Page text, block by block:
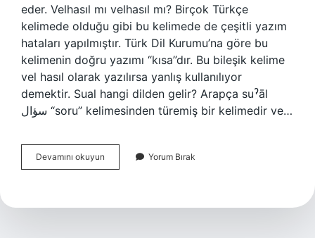
eder. Velhasıl mı velhasıl mı? Birçok Türkçe
kelimede olduğu gibi bu kelimede de çeşitli yazım
hataları yapılmıştır. Türk Dil Kurumu’na göre bu
kelimenin doğru yazımı “kısa”dır. Bu bileşik kelime
vel hasıl olarak yazılırsa yanlış kullanılıyor
demektir. Sual hangi dilden gelir? Arapça suˀāl
سؤال “soru” kelimesinden türemiş bir kelimedir ve…
Devamını okuyun
Hangi
Yorum Bırak